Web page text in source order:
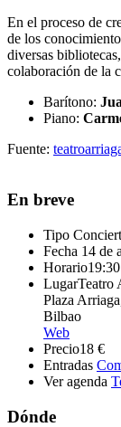
En el proceso de
de los
diversas
colaboración de la
Barítono:
Piano:
Fuente:
En breve
Tipo
Fecha 14 de
Horario19:30
LugarTeatro
Plaza
Bilbao
Web
Precio18 €
Entradas
Ver agenda
Dónde